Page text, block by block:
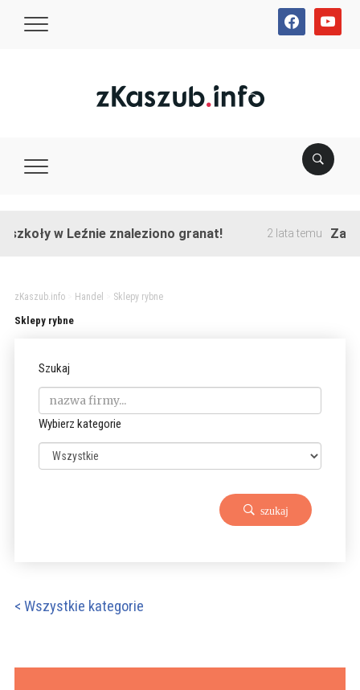
facebookyoutube
w Leźnie znaleziono granat! 2 lata temu
zKaszub.info> Handel Sklepy rybne
Sklepy rybne
Szukaj
Wybierz kategorie
szukaj
< Wszystkie kategorie